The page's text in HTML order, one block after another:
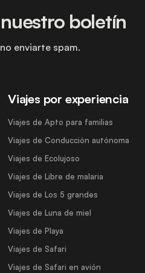
Viajes por experiencia
Viajes de Apto para familias
Viajes de Conducción autónoma
Viajes de Ecolujoso
Viajes de Libre de malaria
Viajes de Los 5 grandes
Viajes de Luna de miel
Viajes de Playa
Viajes de Safari
Viajes de Safari en avión
boletín
enviarte spam.